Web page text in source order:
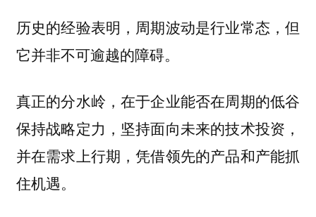
历史的经验表明，周期波动是行业常态，但
它并非不可逾越的障碍。
真正的分水岭，在于企业能否在周期的低谷
保持战略定力，坚持面向未来的技术投资，
并在需求上行期，凭借领先的产品和产能抓
住机遇。